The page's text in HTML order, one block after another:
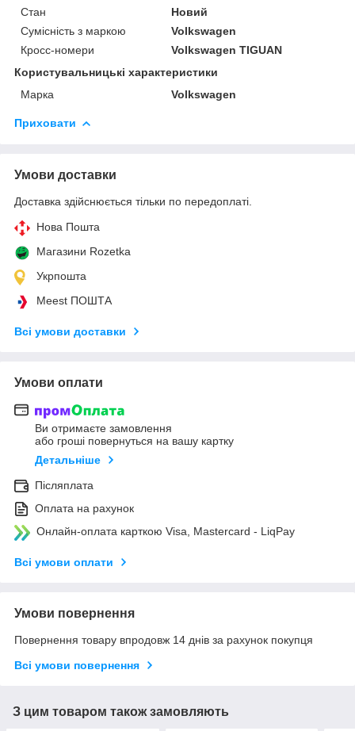
Стан
Новий
Сумісність з маркою
Volkswagen
Кросс-номери
Volkswagen TIGUAN
Користувальницькі характеристики
Марка
Volkswagen
Приховати
Умови доставки
Доставка здійснюється тільки по передоплаті.
Нова Пошта
Магазини Rozetka
Укрпошта
Meest ПОШТА
Всі умови доставки
Умови оплати
Ви отримаєте замовлення
або гроші повернуться на вашу картку
Детальніше
Післяплата
Оплата на рахунок
Онлайн-оплата карткою Visa, Mastercard - LiqPay
Всі умови оплати
Умови повернення
Повернення товару впродовж 14 днів за рахунок покупця
Всі умови повернення
З цим товаром також замовляють